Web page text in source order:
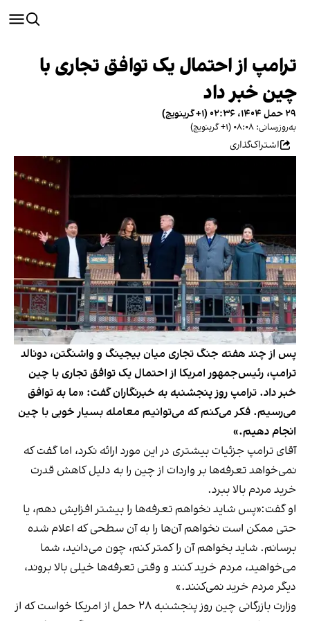
ترامپ از احتمال یک توافق تجاری با
چین خبر داد
۲۹ حمل ۱۴۰۴، ۰۲:۳۶ (‎+۱ گرینویچ)
به‌روزرسانی: ۰۸:۰۸ (‎+۱ گرینویچ)
اشتراک‌گذاری
پس از چند هفته جنگ تجاری میان بیجینگ و واشنگتن، دونالد
ترامپ، رئيس‌جمهور امریکا از احتمال یک توافق تجاری با چین
خبر داد. ترامپ روز پنجشنبه به خبرنگاران گفت: «ما به توافق
می‌رسیم. فکر می‌کنم که می‌توانیم معامله بسیار خوبی با چین
انجام دهیم.»
آقای ترامپ جزئیات بیشتری در این مورد ارائه نکرد، اما گفت که
نمی‌خواهد تعرفه‌ها بر واردات از چین را به دلیل کاهش قدرت
خرید مردم بالا ببرد.
او گفت:«پس شاید نخواهم تعرفه‌ها را بیشتر افزایش دهم، یا
حتی ممکن است نخواهم آن‌ها را به آن سطحی که اعلام شده
برسانم. شاید بخواهم آن را کمتر کنم، چون می‌دانید، شما
می‌خواهید، مردم خرید کنند و وقتی تعرفه‌ها خیلی بالا بروند،
دیگر مردم خرید نمی‌کنند.»
وزارت بازرگانی چین روز پنجشنبه ۲۸ حمل از امریکا خواست که از